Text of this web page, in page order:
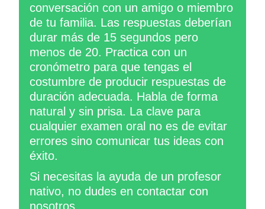
conversación con un amigo o miembro
de tu familia. Las respuestas deberían
durar más de 15 segundos pero
menos de 20. Practica con un
cronómetro para que tengas el
costumbre de producir respuestas de
duración adecuada. Habla de forma
natural y sin prisa. La clave para
cualquier examen oral no es de evitar
errores sino comunicar tus ideas con
éxito.
Si necesitas la ayuda de un profesor
nativo, no dudes en contactar con
nosotros.